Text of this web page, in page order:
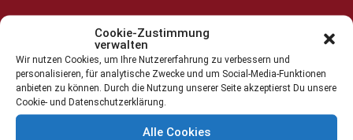
Cookie-Zustimmung
verwalten
Wir nutzen Cookies, um Ihre Nutzererfahrung zu verbessern und
personalisieren, für analytische Zwecke und um Social-Media-Funktionen
anbieten zu können. Durch die Nutzung unserer Seite akzeptierst Du unsere
Cookie- und Datenschutzerklärung.
Alle Cookies
Veranstaltungsdetails